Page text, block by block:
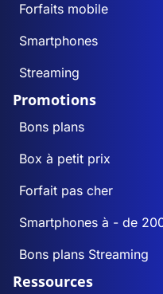
Forfaits mobile
Smartphones
Streaming
Promotions
Bons plans
Box à petit prix
Forfait pas cher
Smartphones à - de
Bons plans Streaming
Ressources